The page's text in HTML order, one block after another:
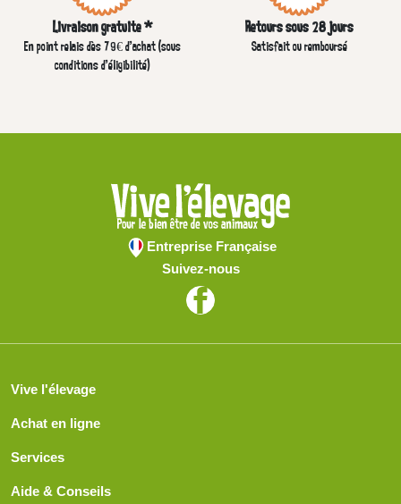
Livraison gratuite *
En point relais dès 79€ d’achat (sous
conditions d'éligibilité)
Retours sous 28 jours
Satisfait ou remboursé
Entreprise Française
Suivez-nous
Vive l'élevage
Achat en ligne
Services
Aide & Conseils